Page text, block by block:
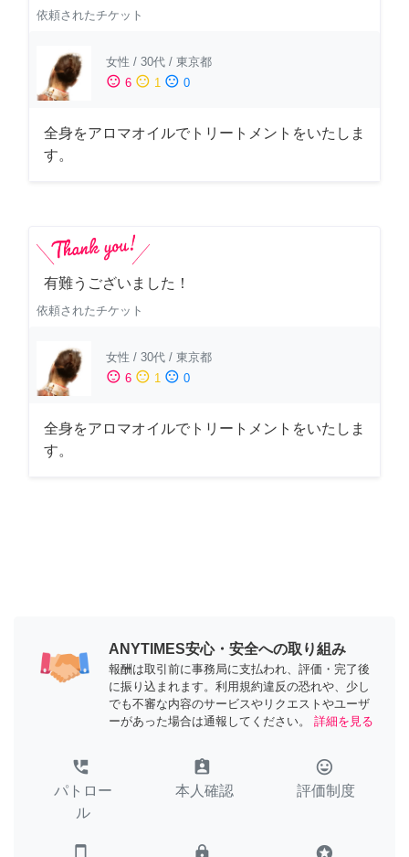
依頼されたチケット
女性 / 30代 / 東京都
sentiment_satisfied 6 sentiment_neutral 1 sentiment_dissatisfied 0
全身をアロマオイルでトリートメントをいたしま
す。
有難うございました！
依頼されたチケット
女性 / 30代 / 東京都
sentiment_satisfied 6 sentiment_neutral 1 sentiment_dissatisfied 0
全身をアロマオイルでトリートメントをいたしま
す。
ANYTIMES安心・安全への取り組み
報酬は取引前に事務局に支払われ、評価・完了後
に振り込まれます。利用規約違反の恐れや、少し
でも不審な内容のサービスやリクエストやユーザ
ーがあった場合は通報してください。
詳細を見る
perm_phone_msg
パトロー
ル
assignment_ind
本人確認
tag_faces
評価制度
smartphone lock stars